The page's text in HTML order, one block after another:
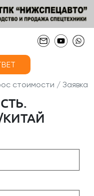
стоимости / Заявка
КИТАЙ